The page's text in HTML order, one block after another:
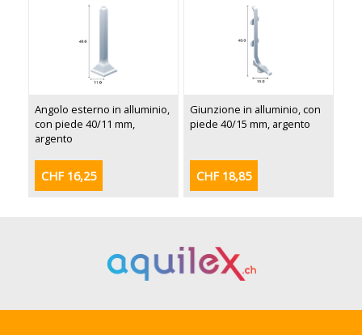
Angolo esterno in alluminio,
con piede 40/11 mm,
argento
CHF 16,25
Giunzione in alluminio, con
piede 40/15 mm, argento
CHF 18,85